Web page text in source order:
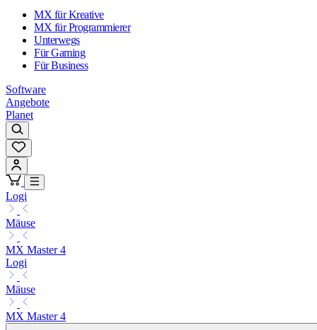
MX für Kreative
MX für Programmierer
Unterwegs
Für Gaming
Für Business
Software
Angebote
Planet
Logi
Mäuse
MX Master 4
Logi
Mäuse
MX Master 4